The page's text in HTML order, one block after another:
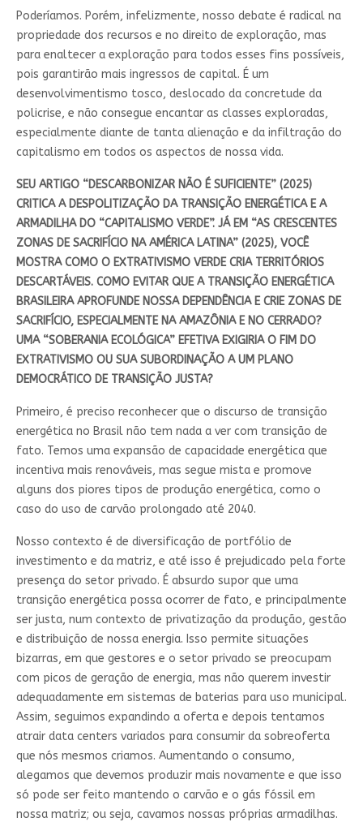
Poderíamos. Porém, infelizmente, nosso debate é radical na
propriedade dos recursos e no direito de exploração, mas
para enaltecer a exploração para todos esses fins possíveis,
pois garantirão mais ingressos de capital. É um
desenvolvimentismo tosco, deslocado da concretude da
policrise, e não consegue encantar as classes exploradas,
especialmente diante de tanta alienação e da infiltração do
capitalismo em todos os aspectos de nossa vida.
SEU ARTIGO “DESCARBONIZAR NÃO É SUFICIENTE” (2025)
CRITICA A DESPOLITIZAÇÃO DA TRANSIÇÃO ENERGÉTICA E A
ARMADILHA DO “CAPITALISMO VERDE”. JÁ EM “AS CRESCENTES
ZONAS DE SACRIFÍCIO NA AMÉRICA LATINA” (2025), VOCÊ
MOSTRA COMO O EXTRATIVISMO VERDE CRIA TERRITÓRIOS
DESCARTÁVEIS. COMO EVITAR QUE A TRANSIÇÃO ENERGÉTICA
BRASILEIRA APROFUNDE NOSSA DEPENDÊNCIA E CRIE ZONAS DE
SACRIFÍCIO, ESPECIALMENTE NA AMAZÔNIA E NO CERRADO?
UMA “SOBERANIA ECOLÓGICA” EFETIVA EXIGIRIA O FIM DO
EXTRATIVISMO OU SUA SUBORDINAÇÃO A UM PLANO
DEMOCRÁTICO DE TRANSIÇÃO JUSTA?
Primeiro, é preciso reconhecer que o discurso de transição
energética no Brasil não tem nada a ver com transição de
fato. Temos uma expansão de capacidade energética que
incentiva mais renováveis, mas segue mista e promove
alguns dos piores tipos de produção energética, como o
caso do uso de carvão prolongado até 2040.
Nosso contexto é de diversificação de portfólio de
investimento e da matriz, e até isso é prejudicado pela forte
presença do setor privado. É absurdo supor que uma
transição energética possa ocorrer de fato, e principalmente
ser justa, num contexto de privatização da produção, gestão
e distribuição de nossa energia. Isso permite situações
bizarras, em que gestores e o setor privado se preocupam
com picos de geração de energia, mas não querem investir
adequadamente em sistemas de baterias para uso municipal.
Assim, seguimos expandindo a oferta e depois tentamos
atrair data centers variados para consumir da sobreoferta
que nós mesmos criamos. Aumentando o consumo,
alegamos que devemos produzir mais novamente e que isso
só pode ser feito mantendo o carvão e o gás fóssil em
nossa matriz; ou seja, cavamos nossas próprias armadilhas.